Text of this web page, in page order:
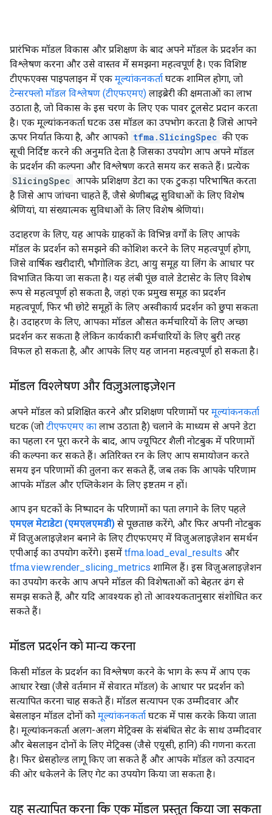
प्रारंभिक मॉडल विकास और प्रशिक्षण के बाद अपने मॉडल के प्रदर्शन का
विश्लेषण करना और उसे वास्तव में समझना महत्वपूर्ण है। एक विशिष्ट
टीएफएक्स पाइपलाइन में एक मूल्यांकनकर्ता घटक शामिल होगा, जो
टेन्सरफ्लो मॉडल विश्लेषण (टीएफएमए) लाइब्रेरी की क्षमताओं का लाभ
उठाता है, जो विकास के इस चरण के लिए एक पावर टूलसेट प्रदान करता
है। एक मूल्यांकनकर्ता घटक उस मॉडल का उपभोग करता है जिसे आपने
ऊपर निर्यात किया है, और आपको tfma.SlicingSpec की एक
सूची निर्दिष्ट करने की अनुमति देता है जिसका उपयोग आप अपने मॉडल
के प्रदर्शन की कल्पना और विश्लेषण करते समय कर सकते हैं। प्रत्येक
SlicingSpec आपके प्रशिक्षण डेटा का एक टुकड़ा परिभाषित करता
है जिसे आप जांचना चाहते हैं, जैसे श्रेणीबद्ध सुविधाओं के लिए विशेष
श्रेणियां, या संख्यात्मक सुविधाओं के लिए विशेष श्रेणियां।
उदाहरण के लिए, यह आपके ग्राहकों के विभिन्न वर्गों के लिए आपके
मॉडल के प्रदर्शन को समझने की कोशिश करने के लिए महत्वपूर्ण होगा,
जिसे वार्षिक खरीदारी, भौगोलिक डेटा, आयु समूह या लिंग के आधार पर
विभाजित किया जा सकता है। यह लंबी पूंछ वाले डेटासेट के लिए विशेष
रूप से महत्वपूर्ण हो सकता है, जहां एक प्रमुख समूह का प्रदर्शन
महत्वपूर्ण, फिर भी छोटे समूहों के लिए अस्वीकार्य प्रदर्शन को छुपा सकता
है। उदाहरण के लिए, आपका मॉडल औसत कर्मचारियों के लिए अच्छा
प्रदर्शन कर सकता है लेकिन कार्यकारी कर्मचारियों के लिए बुरी तरह
विफल हो सकता है, और आपके लिए यह जानना महत्वपूर्ण हो सकता है।
मॉडल विश्लेषण और विज़ुअलाइज़ेशन
अपने मॉडल को प्रशिक्षित करने और प्रशिक्षण परिणामों पर मूल्यांकनकर्ता
घटक (जो टीएफएमए का लाभ उठाता है) चलाने के माध्यम से अपने डेटा
का पहला रन पूरा करने के बाद, आप ज्यूपिटर शैली नोटबुक में परिणामों
की कल्पना कर सकते हैं। अतिरिक्त रन के लिए आप समायोजन करते
समय इन परिणामों की तुलना कर सकते हैं, जब तक कि आपके परिणाम
आपके मॉडल और एप्लिकेशन के लिए इष्टतम न हों।
आप इन घटकों के निष्पादन के परिणामों का पता लगाने के लिए पहले
एमएल मेटाडेटा (एमएलएमडी) से पूछताछ करेंगे, और फिर अपनी नोटबुक
में विज़ुअलाइज़ेशन बनाने के लिए टीएफएमए में विज़ुअलाइज़ेशन समर्थन
एपीआई का उपयोग करेंगे। इसमें tfma.load_eval_results और
tfma.view.render_slicing_metrics शामिल हैं। इस विज़ुअलाइज़ेशन
का उपयोग करके आप अपने मॉडल की विशेषताओं को बेहतर ढंग से
समझ सकते हैं, और यदि आवश्यक हो तो आवश्यकतानुसार संशोधित कर
सकते हैं।
मॉडल प्रदर्शन को मान्य करना
किसी मॉडल के प्रदर्शन का विश्लेषण करने के भाग के रूप में आप एक
आधार रेखा (जैसे वर्तमान में सेवारत मॉडल) के आधार पर प्रदर्शन को
सत्यापित करना चाह सकते हैं। मॉडल सत्यापन एक उम्मीदवार और
बेसलाइन मॉडल दोनों को मूल्यांकनकर्ता घटक में पास करके किया जाता
है। मूल्यांकनकर्ता अलग-अलग मेट्रिक्स के संबंधित सेट के साथ उम्मीदवार
और बेसलाइन दोनों के लिए मेट्रिक्स (जैसे एयूसी, हानि) की गणना करता
है। फिर थ्रेसहोल्ड लागू किए जा सकते हैं और आपके मॉडल को उत्पादन
की ओर धकेलने के लिए गेट का उपयोग किया जा सकता है।
यह सत्यापित करना कि एक मॉडल प्रस्तुत किया जा सकता